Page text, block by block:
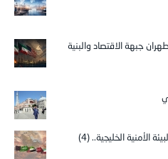
جبهة الاقتصاد والبنية
الأمنية الخليجية.. (4)